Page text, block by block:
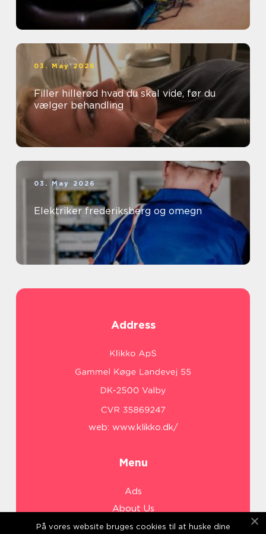
03. May 2026
Filler hillerød hvad du skal vide, før du
vælger behandling
03. May 2026
Elektriker frederiksberg og omegn
Address
web: www.klikko.dk/
Menu
Ads
About Us
Cookies
På vores website bruges cookies til at huske dine